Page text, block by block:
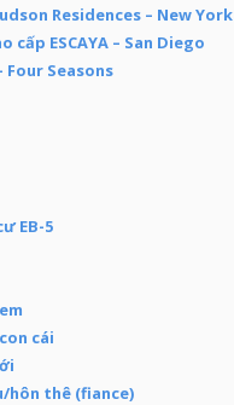
Residences – New York
cấp ESCAYA – San Diego
Four Seasons
EB-5
cái
hôn thê (fiance)